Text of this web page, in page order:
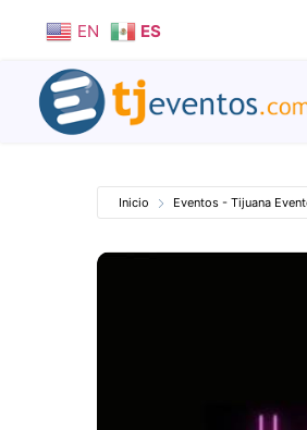
EN ES
Inicio Eventos - Tijuana